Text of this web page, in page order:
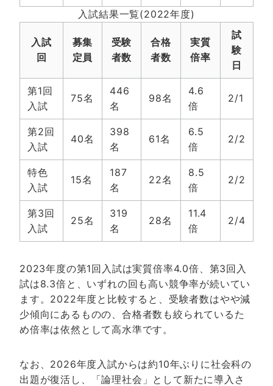
入試結果一覧(2022年度)
入試
回
募集
定員
受験
者数
合格
者数
実質
倍率
試
験
日
第1回
入試
75名
446
名
98名
4.6
倍
2/1
第2回
入試
40名
398
名
61名
6.5
倍
2/2
特色
入試
15名
187
名
22名
8.5
倍
2/2
第3回
入試
25名
319
名
28名
11.4
倍
2/4
2023年度の第1回入試は実質倍率4.0倍、第3回入
試は8.3倍と、いずれの回も高い競争率が続いてい
ます。2022年度と比較すると、受験者数はやや減
少傾向にあるものの、合格者数も絞られているた
め倍率は依然として高水準です。
なお、2026年度入試からは約10年ぶりに社会科の
出題が復活し、「論理社会」として新たに導入さ